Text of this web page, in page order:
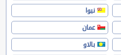
نيوا
عمان
بالاو